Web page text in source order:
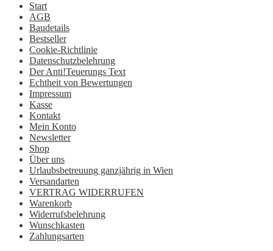
Start
AGB
Baudetails
Bestseller
Cookie-Richtlinie
Datenschutzbelehrung
Der Anti!Teuerungs Text
Echtheit von Bewertungen
Impressum
Kasse
Kontakt
Mein Konto
Newsletter
Shop
Über uns
Urlaubsbetreuung ganzjährig in Wien
Versandarten
VERTRAG WIDERRUFEN
Warenkorb
Widerrufsbelehrung
Wunschkasten
Zahlungsarten